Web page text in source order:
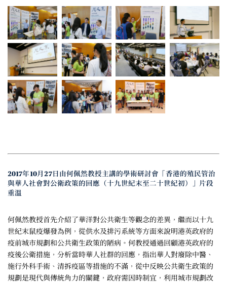
2017年10月27日由何佩然教授主講的學術研討會「香港的殖民管治
與華人社會對公衛政策的回應（十九世紀末至二十世紀初）」片段
重溫
何佩然教授首先介紹了華洋對公共衛生等觀念的差異，繼而以十九
世紀末鼠疫爆發為例，從供水及排污系統等方面來說明港英政府的
疫前城市規劃和公共衛生政策的陋病。何教授通過回顧港英政府的
疫後公衛措施，分析當時華人社群的回應，指出華人對廢除中醫、
施行外科手術、清拆疫區等措施的不滿，從中反映公共衛生政策的
規劃是現代與傳統角力的關鍵，政府需因時制宜，利用城市規劃改